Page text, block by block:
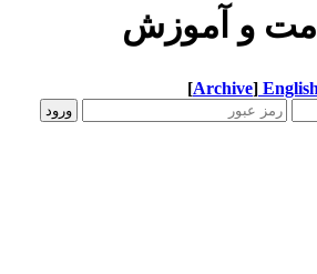
و آموزش
[Archive]